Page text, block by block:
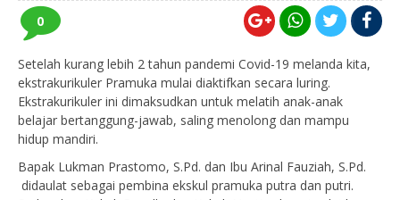
0
Setelah kurang lebih 2 tahun pandemi Covid-19 melanda kita,
ekstrakurikuler Pramuka mulai diaktifkan secara luring.
Ekstrakurikuler ini dimaksudkan untuk melatih anak-anak
belajar bertanggung-jawab, saling menolong dan mampu
hidup mandiri.
Bapak Lukman Prastomo, S.Pd. dan Ibu Arinal Fauziah, S.Pd.
didaulat sebagai pembina ekskul pramuka putra dan putri.